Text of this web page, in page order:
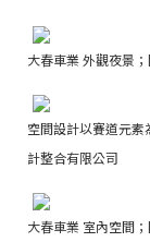
大春車業 外觀夜景
空間設計以賽道元
計整合有限公司
大春車業 室內空間